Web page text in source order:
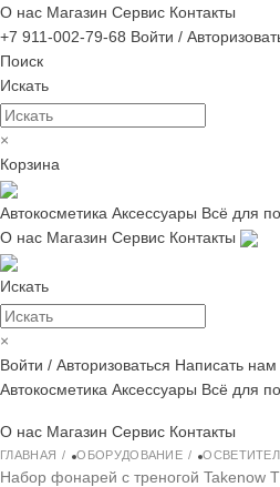
О нас Магазин Сервис Контакты
+7 911-002-79-68 Войти /
Поиск
Искать
×
Корзина
Автокосметика Аксессуары Всё для
О нас Магазин Сервис Контакты
Искать
×
Войти / Авторизоваться Написать нам
Автокосметика Аксессуары Всё для
О нас Магазин Сервис Контакты
ГЛАВНАЯ ОБОРУДОВАНИЕ
Набор фонарей с треногой Takenow